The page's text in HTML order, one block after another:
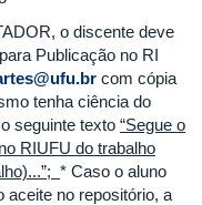
o discente deve
para Publicação no RI
com cópia
tenha ciência do
seguinte texto “Segue o
RIUFU do trabalho
* Caso o aluno
aceite no repositório, a